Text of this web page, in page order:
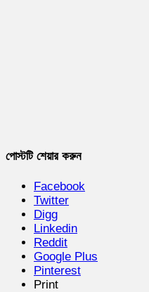
পোস্টটি শেয়ার করুন
Facebook
Twitter
Digg
Linkedin
Reddit
Google Plus
Pinterest
Print